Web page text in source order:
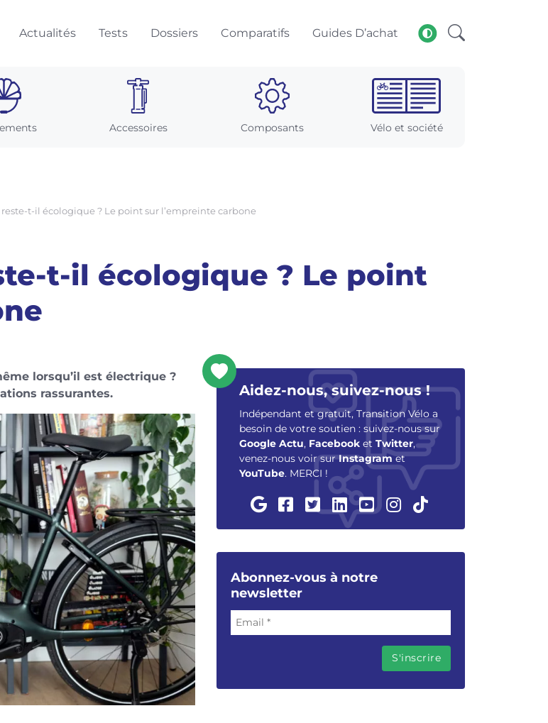
Actualités Tests Dossiers Comparatifs Guides D’achat
Accessoires Composants Vélo et société
t-il écologique ? Le point sur l’empreinte carbone
t-il écologique ? Le point
lorsqu’il est électrique ?
rassurantes.
Aidez-nous, suivez-nous !
Indépendant et gratuit, Transition Vélo a
besoin de votre soutien : suivez-nous sur
Google Actu, Facebook et Twitter,
venez-nous voir surInstagramet
YouTube. MERCI !
Abonnez-vous à notre
newsletter